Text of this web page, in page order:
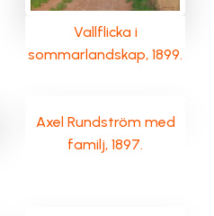
Vallflicka i
sommarlandskap, 1899.
Axel Rundström med
familj, 1897.